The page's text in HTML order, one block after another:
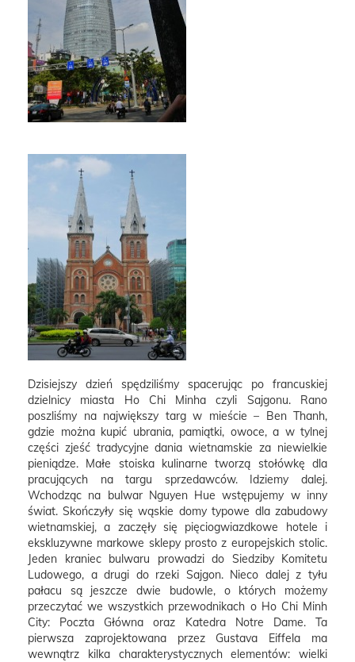
Dzisiejszy dzień spędziliśmy spacerując po francuskiej
dzielnicy miasta Ho Chi Minha czyli Sajgonu. Rano
poszliśmy na największy targ w mieście – Ben Thanh,
gdzie można kupić ubrania, pamiątki, owoce, a w tylnej
części zjeść tradycyjne dania wietnamskie za niewielkie
pieniądze. Małe stoiska kulinarne tworzą stołówkę dla
pracujących na targu sprzedawców. Idziemy dalej.
Wchodząc na bulwar Nguyen Hue wstępujemy w inny
świat. Skończyły się wąskie domy typowe dla zabudowy
wietnamskiej, a zaczęły się pięciogwiazdkowe hotele i
ekskluzywne markowe sklepy prosto z europejskich stolic.
Jeden kraniec bulwaru prowadzi do Siedziby Komitetu
Ludowego, a drugi do rzeki Sajgon. Nieco dalej z tyłu
pałacu są jeszcze dwie budowle, o których możemy
przeczytać we wszystkich przewodnikach o Ho Chi Minh
City: Poczta Główna oraz Katedra Notre Dame. Ta
pierwsza zaprojektowana przez Gustava Eiffela ma
wewnątrz kilka charakterystycznych elementów: wielki